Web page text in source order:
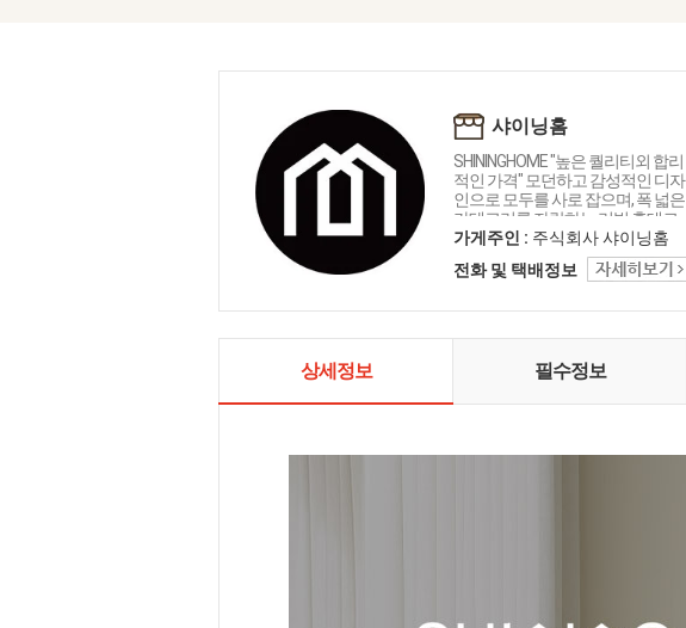
샤이닝홈
SHININGHOME "높은 퀄리티외 합리
적인 가격" 모던하고 감성적인 디자
인으로 모두를 사로 잡으며, 폭 넓은
카테고리를 자랑하는 리빙 홈데코
인테리어 샤이닝홈입니다.
가게주인 : 주식회사 샤이닝홈
전화 및 택배정보
상세정보 필수정보